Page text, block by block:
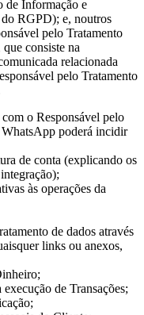
de Informação e
RGPD); e, noutros
pelo Tratamento
consiste na
relacionada
pelo Tratamento
o Responsável pelo
WhatsApp poderá incidir
de conta (explicando os
às operações da
de dados através
links ou anexos,
de Transações;